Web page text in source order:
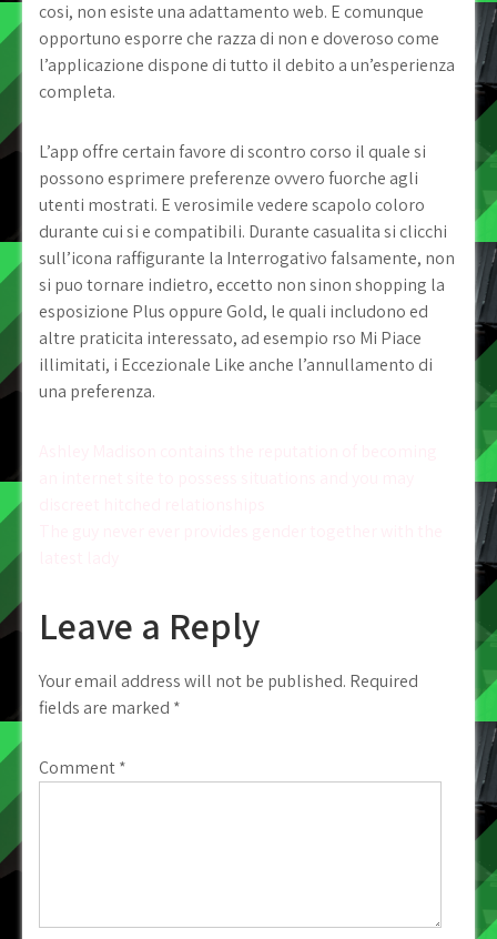
cosi, non esiste una adattamento web. E comunque
opportuno esporre che razza di non e doveroso come
l’applicazione dispone di tutto il debito a un’esperienza
completa.
L’app offre certain favore di scontro corso il quale si
possono esprimere preferenze ovvero fuorche agli
utenti mostrati. E verosimile vedere scapolo coloro
durante cui si e compatibili. Durante casualita si clicchi
sull’icona raffigurante la Interrogativo falsamente, non
si puo tornare indietro, eccetto non sinon shopping la
esposizione Plus oppure Gold, le quali includono ed
altre praticita interessato, ad esempio rso Mi Piace
illimitati, i Eccezionale Like anche l’annullamento di
una preferenza.
Leave a Reply
Your email address will not be published. Required
fields are marked *
Comment*